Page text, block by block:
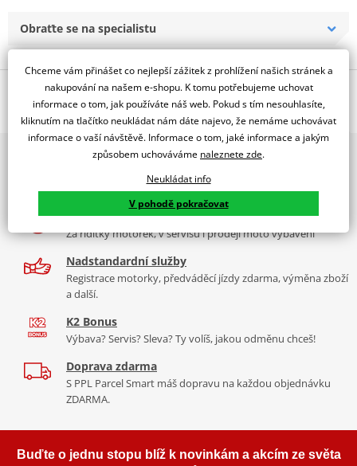
Obraťte se na specialistu
Popis a parametry
Jsme autorizovaný
dealer značky EK + JT
Řetězová sada - řetěz EK, řada SRX2, těsněný QX-kroužkem.
530 SRX2
především tím, že má jako jediný na trhu ZST (samozřejmě kromě
typu MVXZ).
Typické motorky:Triumph Tiger 955, Yamaha FZ6 Fazer, Honda
Řada SRX
střední třída, ze které si vybere prakticky každý, prakticky pro
každou motorku, včetně závodních mašin, čtyřkolek. Má QX
2x multibrand showroom
9 značek motocyklů, servis, oblečení, doplňky i náhradní
díly, to vše v Praze a Liberci
Více než 30 let zkušeností
Za řídítky motorek, v servisu i prodeji moto vybavení
Nadstandardní služby
Registrace motorky, předváděcí jízdy zdarma, výměna zboží
a další.
K2 Bonus
Výbava? Servis? Sleva? Ty volíš, jakou odměnu chceš!
Doprava zdarma
S PPL Parcel Smart máš dopravu na každou objednávku
ZDARMA.
Buďte o jednu stopu blíž k novinkám a akcím ze světa
Chceme vám přinášet co nejlepší zážitek z prohlížení našich stránek a
nakupování na našem e-shopu. K tomu potřebujeme uchovat
informace o tom, jak používáte náš web. Pokud s tím nesouhlasíte,
kliknutím na tlačítko neukládat nám dáte najevo, že nemáme uchovávat
informace o vaší návštěvě. Informace o tom, jaké informace a jakým
způsobem uchováváme naleznete zde.
Neukládat info
V pohodě pokračovat